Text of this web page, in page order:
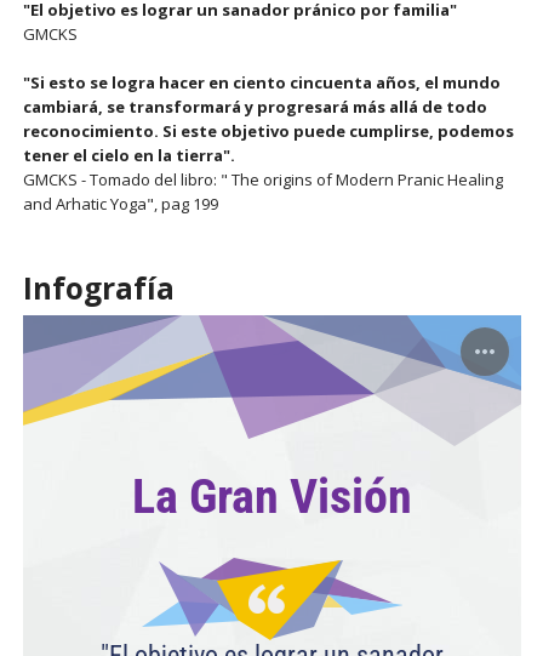
"El objetivo es lograr un sanador pránico por familia"
GMCKS
"Si esto se logra hacer en ciento cincuenta años, el mundo
cambiará, se transformará y progresará más allá de todo
reconocimiento. Si este objetivo puede cumplirse, podemos
tener el cielo en la tierra".
GMCKS - Tomado del libro: " The origins of Modern Pranic Healing
and Arhatic Yoga", pag 199
Infografía